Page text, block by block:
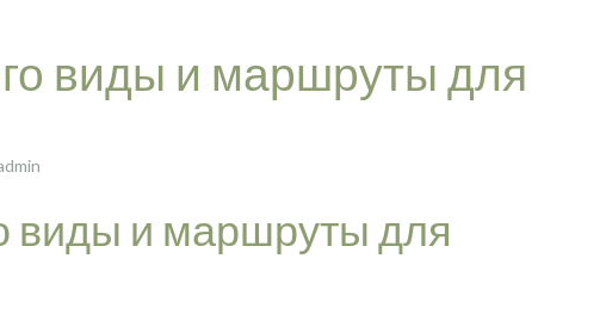
виды и маршруты для
виды и маршруты для